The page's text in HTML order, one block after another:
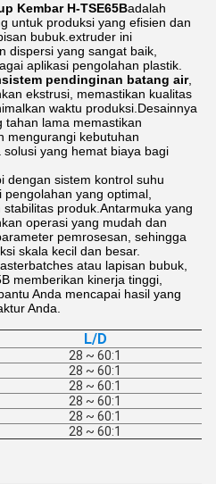
Kembar H-TSE65Badalah
untuk produksi yang efisien dan
bubuk.extruder ini
dispersi yang sangat baik,
aplikasi pengolahan plastik.
sistem pendinginan batang air,
ekstrusi, memastikan kualitas
waktu produksi.Desainnya
tahan lama memastikan
mengurangi kebutuhan
yang hemat biaya bagi
dengan sistem kontrol suhu
yang optimal,
produk.Antarmuka yang
operasi yang mudah dan
pemrosesan, sehingga
skala kecil dan besar.
atau lapisan bubuk,
memberikan kinerja tinggi,
Anda mencapai hasil yang
Anda.
L/D
28 ~ 60:1
28 ~ 60:1
28 ~ 60:1
28 ~ 60:1
28 ~ 60:1
28 ~ 60:1